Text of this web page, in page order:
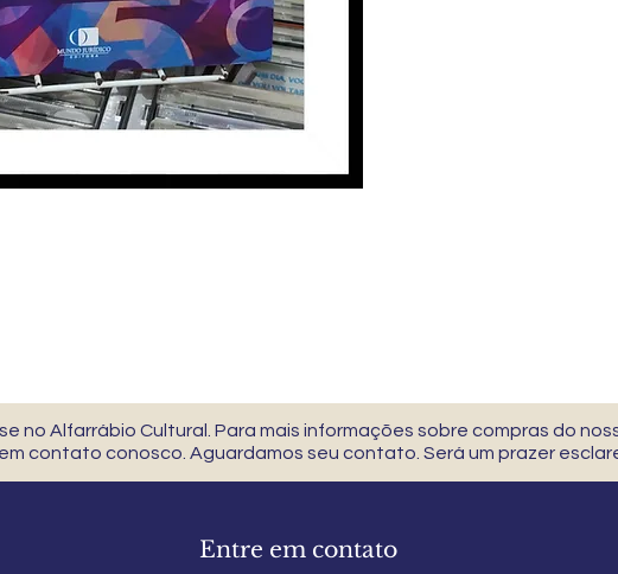
no Alfarrábio Cultural. Para mais informações sobre compras do
contato conosco. Aguardamos seu contato. Será um prazer
Entre em contato